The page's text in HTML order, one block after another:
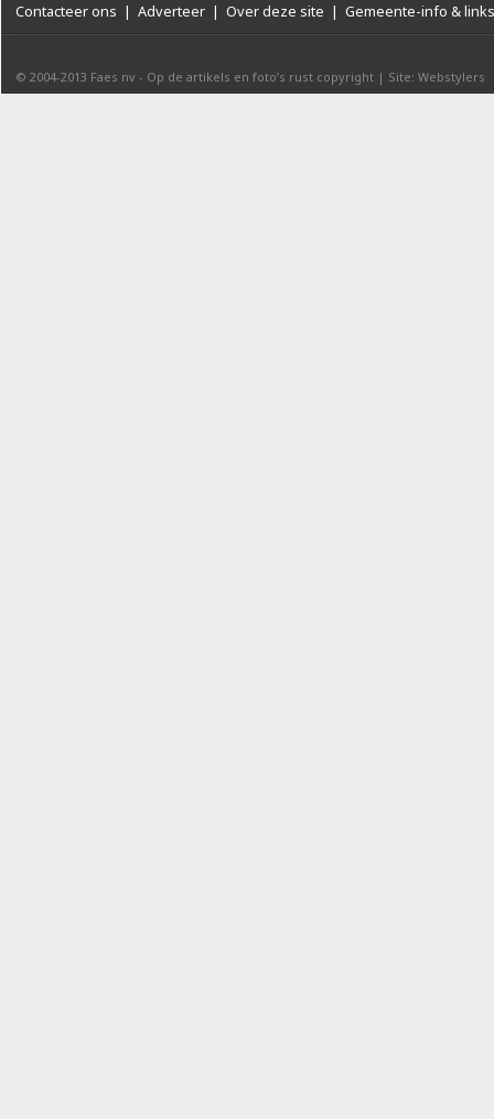
Contacteer ons | Adverteer | Over deze site | Gemeente-info & links
© 2004-2013 Faes nv - Op de artikels en foto’s rust copyright | Site: Webstylers